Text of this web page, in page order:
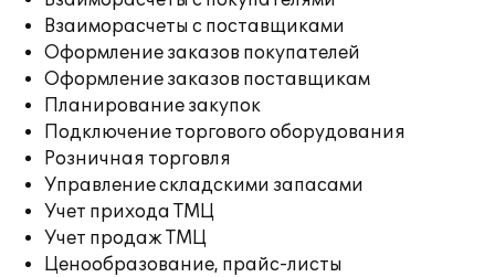
Взаиморасчеты с поставщиками
Оформление заказов покупателей
Оформление заказов поставщикам
Планирование закупок
Подключение торгового оборудования
Розничная торговля
Управление складскими запасами
Учет прихода ТМЦ
Учет продаж ТМЦ
Ценообразование, прайс-листы